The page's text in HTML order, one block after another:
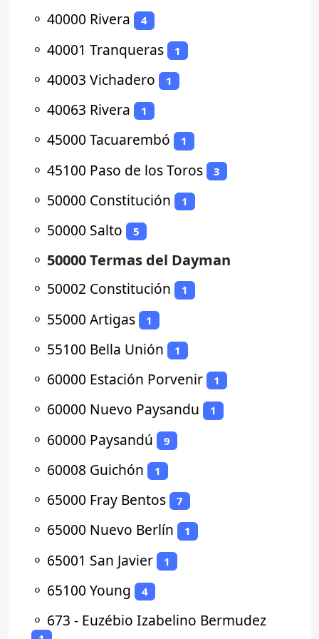
⚬ 40000 Rivera 4
⚬ 40001 Tranqueras 1
⚬ 40003 Vichadero 1
⚬ 40063 Rivera 1
⚬ 45000 Tacuarembó 1
⚬ 45100 Paso de los Toros 3
⚬ 50000 Constitución 1
⚬ 50000 Salto 5
⚬ 50000 Termas del Dayman
⚬ 50002 Constitución 1
⚬ 55000 Artigas 1
⚬ 55100 Bella Unión 1
⚬ 60000 Estación Porvenir 1
⚬ 60000 Nuevo Paysandu 1
⚬ 60000 Paysandú 9
⚬ 60008 Guichón 1
⚬ 65000 Fray Bentos 7
⚬ 65000 Nuevo Berlín 1
⚬ 65001 San Javier 1
⚬ 65100 Young 4
⚬ 673 - Euzébio Izabelino Bermudez